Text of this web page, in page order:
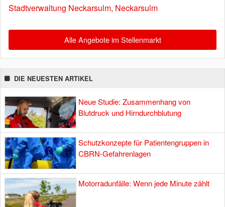
Stadtverwaltung Neckarsulm, Neckarsulm
Alle Angebote im Stellenmarkt
DIE NEUESTEN ARTIKEL
Neue Studie: Zusammenhang von
Blutdruck und Hirndurchblutung
Schutzkonzepte für Patientengruppen in
CBRN-Gefahrenlagen
Motorradunfälle: Wenn jede Minute zählt